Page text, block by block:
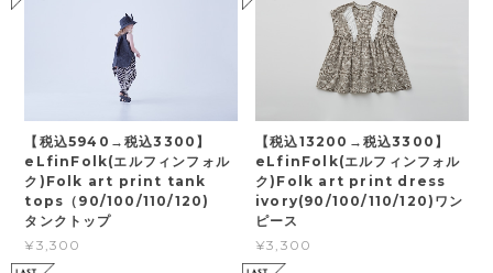
【税込5940→税込3300】
eLfinFolk(エルフィンフォル
ク)Folk art print tank
tops（90/100/110/120)
タンクトップ
¥3,300
【税込13200→税込3300】
eLfinFolk(エルフィンフォル
ク)Folk art print dress
ivory(90/100/110/120)ワン
ピース
¥3,300